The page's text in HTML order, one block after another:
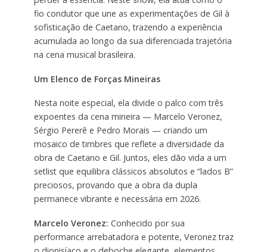
fio condutor que une as experimentações de Gil à
sofisticação de Caetano, trazendo a experiência
acumulada ao longo da sua diferenciada trajetória
na cena musical brasileira.
Um Elenco de Forças Mineiras
Nesta noite especial, ela divide o palco com três
expoentes da cena mineira — Marcelo Veronez,
Sérgio Pererê e Pedro Morais — criando um
mosaico de timbres que reflete a diversidade da
obra de Caetano e Gil. Juntos, eles dão vida a um
setlist que equilibra clássicos absolutos e “lados B”
preciosos, provando que a obra da dupla
permanece vibrante e necessária em 2026.
Marcelo Veronez: Conhecido por sua
performance arrebatadora e potente, Veronez traz